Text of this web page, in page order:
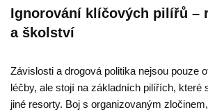
Ignorování klíčových pilířů –
a školství
Závislosti a drogová politika nejsou pouze
léčby, ale stojí na základních pilířích, které
jiné resorty. Boj s organizovaným